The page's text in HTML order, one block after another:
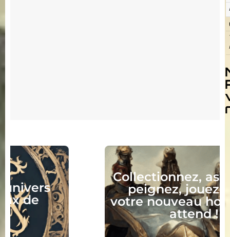
Collectionnez, assemblez,
peignez, jouez, lisez :
votre nouveau hobby vous
attend !